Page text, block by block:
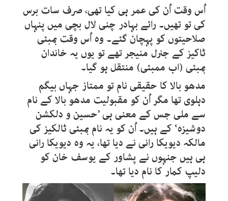
اُس وقت اُن کی عمر ہی کیا تھی، صرف سات برس
کی تو تھیں۔ رائے بہادر چنی لال بچی میں پنہاں
صلاحیتوں کو پہچان گئے۔ وہ اُس وقت بمبئی
ٹاکیز کے جنرل منیجر تھے تو یوں یہ خاندان
بمبئی (اب ممبئی) منتقل ہو گیا۔
مدھو بالا کا حقیقی نام تو ممتاز جہاں بیگم
دہلوی تھا مگر اُن کو مقبولیت مدھو بالا کے نام
سے ملی جس کے معنی ہی ’حسین و دلکشن
دوشیزہ‘ کے ہیں۔ اُن کو یہ نام بمبئی ٹالکیز کی
مالکہ دیویکا رانی نے دیا تھا، یہ وہ دیویکا رانی
ہی ہیں جنہوں نے پشاور کے یوسف خان کو
دلیپ کمار کا نام دیا تھا۔